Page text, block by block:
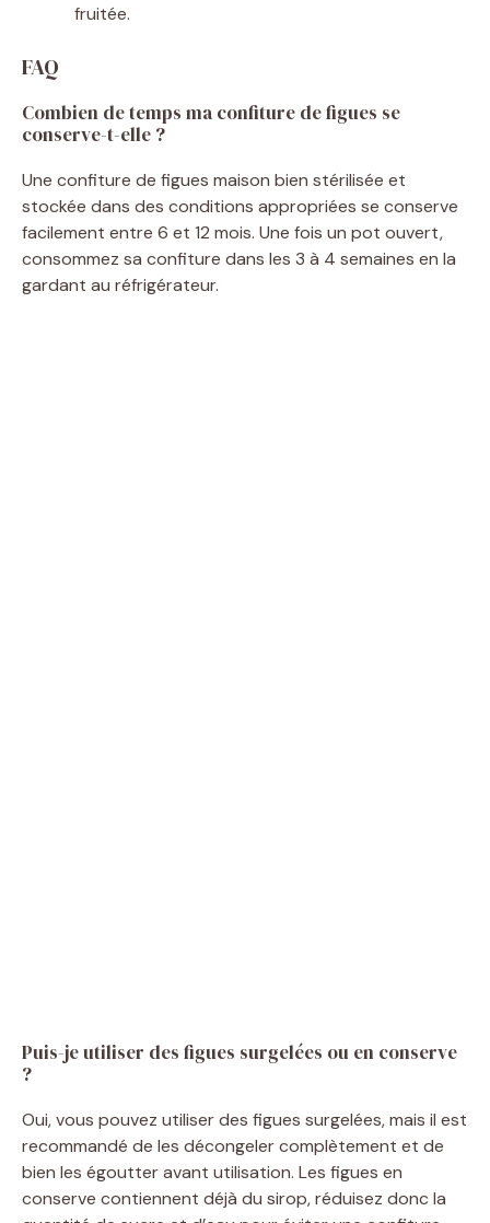
fruitée.
FAQ
Combien de temps ma confiture de figues se
conserve-t-elle ?
Une confiture de figues maison bien stérilisée et
stockée dans des conditions appropriées se conserve
facilement entre 6 et 12 mois. Une fois un pot ouvert,
consommez sa confiture dans les 3 à 4 semaines en la
gardant au réfrigérateur.
Puis-je utiliser des figues surgelées ou en conserve
?
Oui, vous pouvez utiliser des figues surgelées, mais il est
recommandé de les décongeler complètement et de
bien les égoutter avant utilisation. Les figues en
conserve contiennent déjà du sirop, réduisez donc la